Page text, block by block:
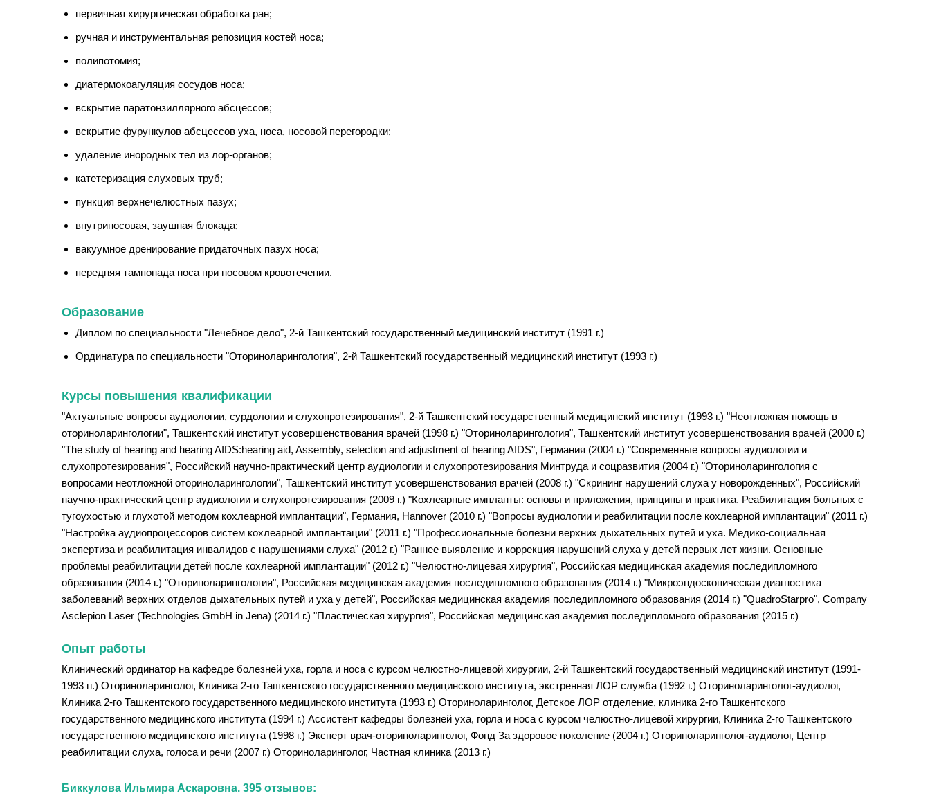
первичная хирургическая обработка ран;
ручная и инструментальная репозиция костей носа;
полипотомия;
диатермокоагуляция сосудов носа;
вскрытие паратонзиллярного абсцессов;
вскрытие фурункулов абсцессов уха, носа, носовой перегородки;
удаление инородных тел из лор-органов;
катетеризация слуховых труб;
пункция верхнечелюстных пазух;
внутриносовая, заушная блокада;
вакуумное дренирование придаточных пазух носа;
передняя тампонада носа при носовом кровотечении.
Образование
Диплом по специальности "Лечебное дело", 2-й Ташкентский государственный медицинский институт (1991 г.)
Ординатура по специальности "Оториноларингология", 2-й Ташкентский государственный медицинский институт (1993 г.)
Курсы повышения квалификации
"Актуальные вопросы аудиологии, сурдологии и слухопротезирования", 2-й Ташкентский государственный медицинский институт (1993 г.) "Неотложная помощь в
оториноларингологии", Ташкентский институт усовершенствования врачей (1998 г.) "Оториноларингология", Ташкентский институт усовершенствования врачей (2000 г.)
"The study of hearing and hearing AIDS:hearing aid, Assembly, selection and adjustment of hearing AIDS", Германия (2004 г.) "Современные вопросы аудиологии и
слухопротезирования", Российский научно-практический центр аудиологии и слухопротезирования Минтруда и соцразвития (2004 г.) "Оториноларингология с
вопросами неотложной оториноларингологии", Ташкентский институт усовершенствования врачей (2008 г.) "Скрининг нарушений слуха у новорожденных", Российский
научно-практический центр аудиологии и слухопротезирования (2009 г.) "Кохлеарные импланты: основы и приложения, принципы и практика. Реабилитация больных с
тугоухостью и глухотой методом кохлеарной имплантации", Германия, Hannover (2010 г.) "Вопросы аудиологии и реабилитации после кохлеарной имплантации" (2011 г.)
"Настройка аудиопроцессоров систем кохлеарной имплантации" (2011 г.) "Профессиональные болезни верхних дыхательных путей и уха. Медико-социальная
экспертиза и реабилитация инвалидов с нарушениями слуха" (2012 г.) "Раннее выявление и коррекция нарушений слуха у детей первых лет жизни. Основные
проблемы реабилитации детей после кохлеарной имплантации" (2012 г.) "Челюстно-лицевая хирургия", Российская медицинская академия последипломного
образования (2014 г.) "Оториноларингология", Российская медицинская академия последипломного образования (2014 г.) "Микроэндоскопическая диагностика
заболеваний верхних отделов дыхательных путей и уха у детей", Российская медицинская академия последипломного образования (2014 г.) "QuadroStarpro", Company
Asclepion Laser (Technologies GmbH in Jena) (2014 г.) "Пластическая хирургия", Российская медицинская академия последипломного образования (2015 г.)
Опыт работы
Клинический ординатор на кафедре болезней уха, горла и носа с курсом челюстно-лицевой хирургии, 2-й Ташкентский государственный медицинский институт (1991-
1993 гг.) Оториноларинголог, Клиника 2-го Ташкентского государственного медицинского института, экстренная ЛОР служба (1992 г.) Оториноларинголог-аудиолог,
Клиника 2-го Ташкентского государственного медицинского института (1993 г.) Оториноларинголог, Детское ЛОР отделение, клиника 2-го Ташкентского
государственного медицинского института (1994 г.) Ассистент кафедры болезней уха, горла и носа с курсом челюстно-лицевой хирургии, Клиника 2-го Ташкентского
государственного медицинского института (1998 г.) Эксперт врач-оториноларинголог, Фонд За здоровое поколение (2004 г.) Оториноларинголог-аудиолог, Центр
реабилитации слуха, голоса и речи (2007 г.) Оториноларинголог, Частная клиника (2013 г.)
Биккулова Ильмира Аскаровна. 395 отзывов: